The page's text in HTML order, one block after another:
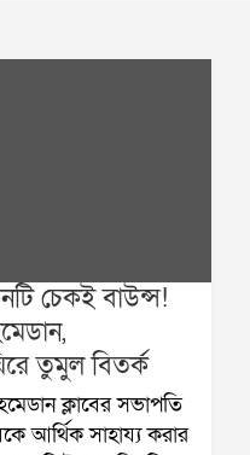
চেকই বাউন্স!
তুমুল বিতর্ক
ক্লাবের সভাপতি
আর্থিক সাহায্য করার